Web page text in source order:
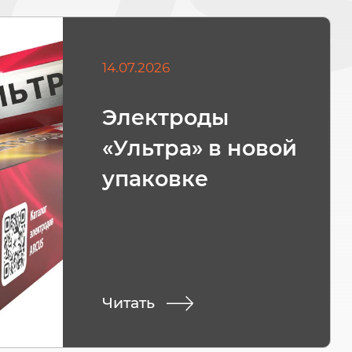
14.07.2026
Электроды
«Ультра» в новой
упаковке
Читать